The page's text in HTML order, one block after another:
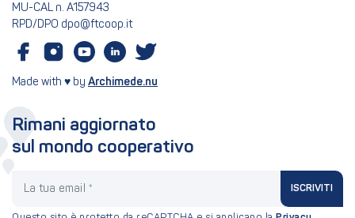
MU-CAL n. A157943
RPD/DPO dpo@ftcoop.it
Made with ♥ by Archimede.nu
Rimani aggiornato
sul mondo cooperativo
ISCRIVITI